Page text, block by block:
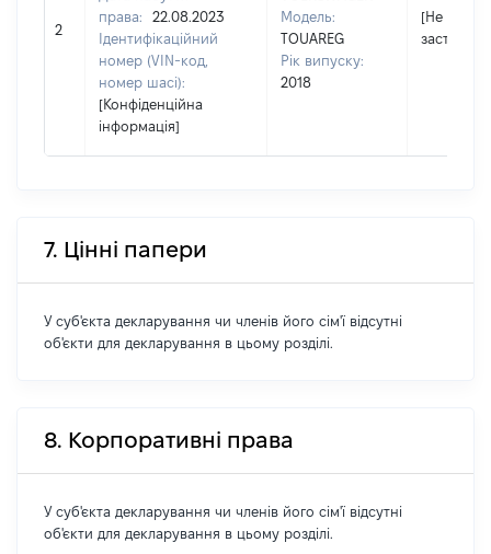
2
права:
22.08.2023
Ідентифікаційний
номер (VIN-код,
номер шасі):
[Конфіденційна
інформація]
Модель:
TOUAREG
Рік випуску:
2018
[Не
7. Цінні папери
У суб'єкта декларування чи членів його сім'ї відсутні
об'єкти для декларування в цьому розділі.
8. Корпоративні права
У суб'єкта декларування чи членів його сім'ї відсутні
об'єкти для декларування в цьому розділі.